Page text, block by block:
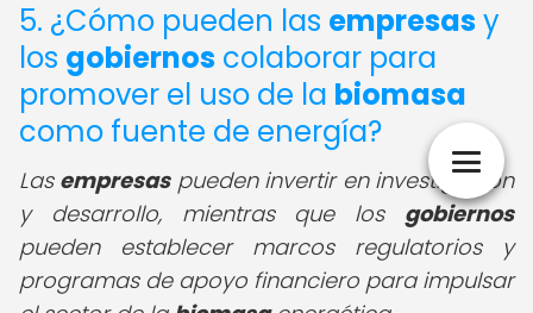
5. ¿Cómo pueden las empresasy
los gobiernos colaborar para
promover el uso de la biomasa
como fuente de energía?
Las empresaspueden invertir en investigación
y desarrollo, mientras que los gobiernos
pueden establecer marcos regulatorios y
programas de apoyo financiero para impulsar